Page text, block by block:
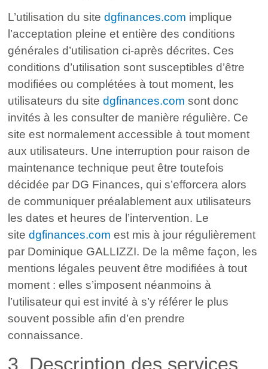
L’utilisation du sitedgfinances.com implique
l’acceptation pleine et entière des conditions
générales d’utilisation ci-après décrites. Ces
conditions d’utilisation sont susceptibles d’être
modifiées ou complétées à tout moment, les
utilisateurs du sitedgfinances.com sont donc
invités à les consulter de manière régulière. Ce
site est normalement accessible à tout moment
aux utilisateurs. Une interruption pour raison de
maintenance technique peut être toutefois
décidée par DG Finances, qui s’efforcera alors
de communiquer préalablement aux utilisateurs
les dates et heures de l’intervention. Le
sitedgfinances.com est mis à jour régulièrement
par Dominique GALLIZZI. De la même façon, les
mentions légales peuvent être modifiées à tout
moment : elles s’imposent néanmoins à
l’utilisateur qui est invité à s’y référer le plus
souvent possible afin d’en prendre
connaissance.
3. Description des services